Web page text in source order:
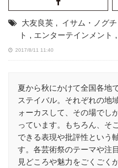
大友良英 , イサム・ノグチ
ト , エンターテインメント ,
2017/8/11 11:40
夏から秋にかけて全国各地
ステイバル。それぞれの地
ォーカスして、その場でし
っています。もちろん、そ
できる表現や批評性という
す。各芸術祭のテーマや注
見どころや魅力をごくごく